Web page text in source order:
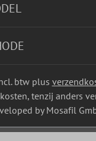
btw plus
tenzij anders
by Mosafil